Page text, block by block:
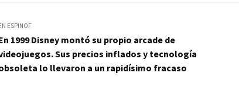
ESPINOF
1999 Disney montó su propio arcade de
Sus precios inflados y tecnología
lo llevaron a un rapidísimo fracaso